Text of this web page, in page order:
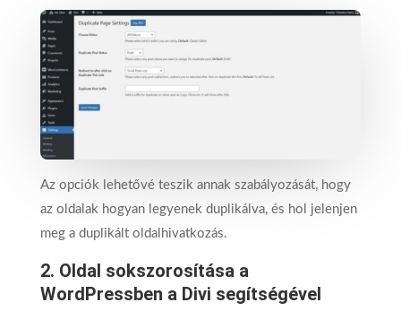
Az opciók lehetővé teszik annak szabályozását, hogy
az oldalak hogyan legyenek duplikálva, és hol jelenjen
meg a duplikált oldalhivatkozás.
2. Oldal sokszorosítása a
WordPressben a Divi segítségével